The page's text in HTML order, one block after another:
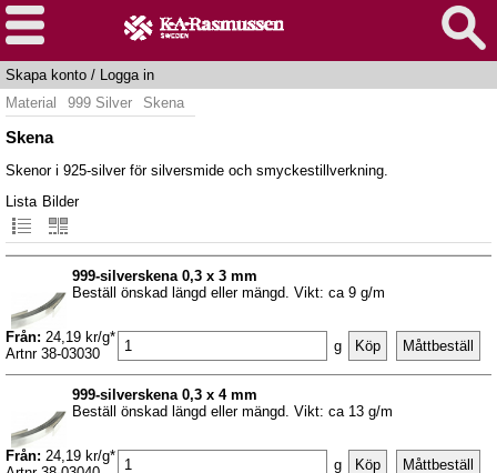
Skapa konto / Logga in
Material
999 Silver Skena
Skena
Skenor i 925-silver för silversmide och smyckestillverkning.
Lista Bilder
999-silverskena 0,3 x 3 mm
Beställ önskad längd eller mängd. Vikt: ca 9 g/m
Från: 24,19 kr/g*
Artnr 38-03030
g
999-silverskena 0,3 x 4 mm
Beställ önskad längd eller mängd. Vikt: ca 13 g/m
Från: 24,19 kr/g*
g